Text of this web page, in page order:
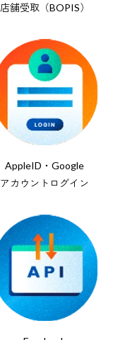
店舗受取（BOPIS）
AppleID・Google
アカウントログイン